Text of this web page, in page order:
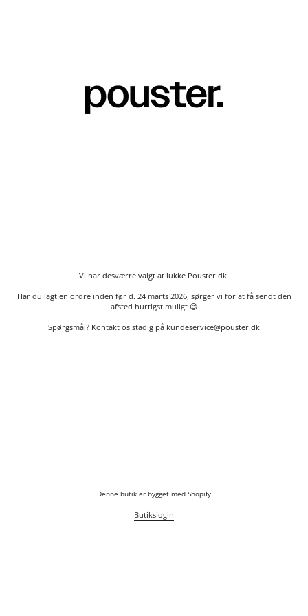
Vi har desværre valgt at lukke Pouster.dk.
Har du lagt en ordre inden før d. 24 marts 2026, sørger vi for at få sendt den
afsted hurtigst muligt 😊
Spørgsmål? Kontakt os stadig på kundeservice@pouster.dk
Denne butik er bygget med Shopify
Butikslogin